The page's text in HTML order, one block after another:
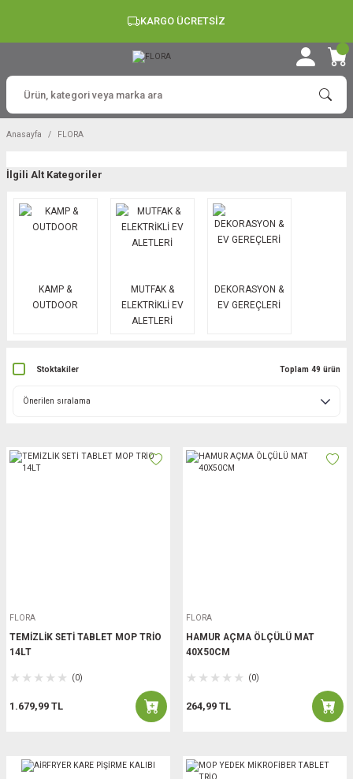
KARGO ÜCRETSİZ
Anasayfa FLORA
İlgili Alt Kategoriler
KAMP &
OUTDOOR
MUTFAK &
ELEKTRİKLİ EV
ALETLERİ
DEKORASYON &
EV GEREÇLERİ
Stoktakiler Toplam 49 ürün
FLORA
TEMİZLİK SETİ TABLET MOP TRİO
14LT
(0)
1.679,99 TL
FLORA
HAMUR AÇMA ÖLÇÜLÜ MAT
40X50CM
(0)
264,99 TL